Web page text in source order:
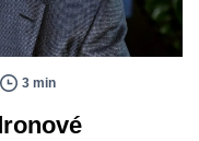
3 min